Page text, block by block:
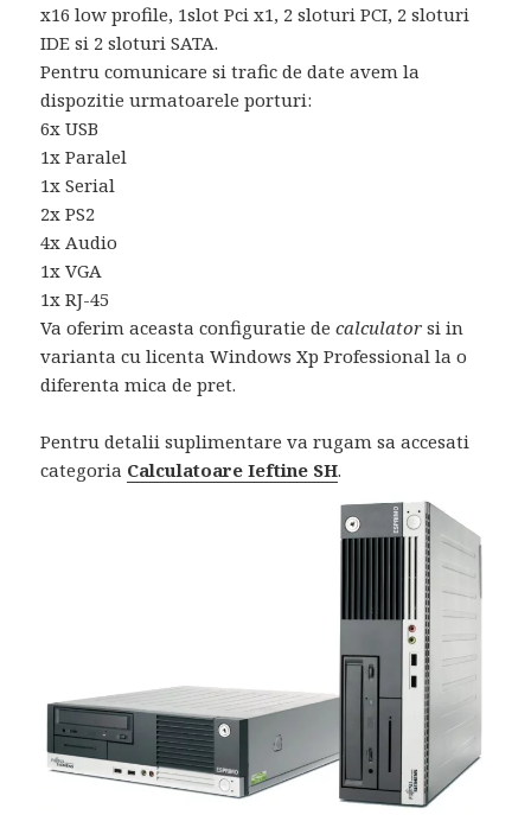
x16 low profile, 1slot Pci x1, 2 sloturi PCI, 2 sloturi
IDE si 2 sloturi SATA.
Pentru comunicare si trafic de date avem la
dispozitie urmatoarele porturi:
6x USB
1x Paralel
1x Serial
2x PS2
4x Audio
1x VGA
1x RJ-45
Va oferim aceasta configuratie decalculator si in
varianta cu licenta Windows Xp Professional la o
diferenta mica de pret.
Pentru detalii suplimentare va rugam sa accesati
categoria Calculatoare Ieftine SH.